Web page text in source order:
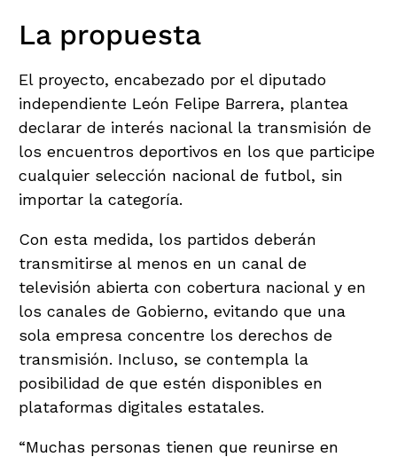
La propuesta
El proyecto, encabezado por el diputado
independiente León Felipe Barrera, plantea
declarar de interés nacional la transmisión de
los encuentros deportivos en los que participe
cualquier selección nacional de futbol, sin
importar la categoría.
Con esta medida, los partidos deberán
transmitirse al menos en un canal de
televisión abierta con cobertura nacional y en
los canales de Gobierno, evitando que una
sola empresa concentre los derechos de
transmisión. Incluso, se contempla la
posibilidad de que estén disponibles en
plataformas digitales estatales.
“Muchas personas tienen que reunirse en